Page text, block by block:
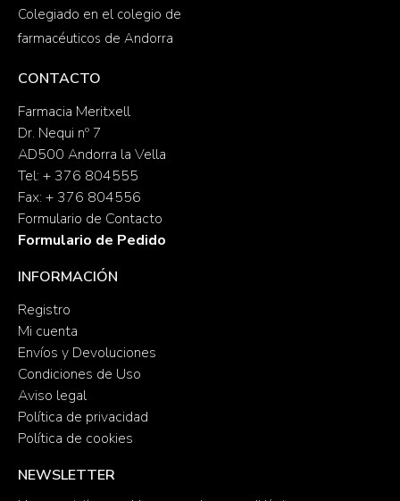
Colegiado en el colegio de
farmacéuticos de Andorra
CONTACTO
Farmacia Meritxell
Dr. Nequi nº 7
AD500 Andorra la Vella
Tel: + 376 804555
Fax: + 376 804556
Formulario de Contacto
Formulario de Pedido
INFORMACIÓN
Registro
Mi cuenta
Envíos y Devoluciones
Condiciones de Uso
Aviso legal
Política de privacidad
Política de cookies
NEWSLETTER